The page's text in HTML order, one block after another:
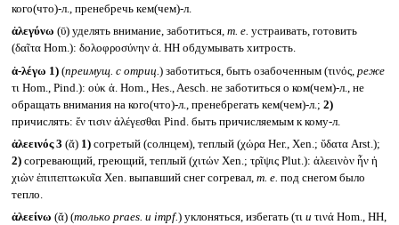
кого(что)-л., пренебречь кем(чем)-л.
ἀλεγύνω (ῡ) уделять внимание, заботиться, т. е. устраивать, готовить
(δαῖτα Hom.): δολοφροσύνην ἀ. HH обдумывать хитрость.
ἀ-λέγω 1)(преимущ. с отриц. ) заботиться, быть озабоченным (τινός, реже
τι Hom., Pind.): οὐκ ἀ. Hom., Hes., Aesch. не заботиться о ком(чем)-л., не
обращать внимания на кого(что)-л., пренебрегать кем(чем)-л.; 2)
причислять: ἔν τισιν ἀλέγεσθαι Pind. быть причисляемым к кому-л.
ἀλεεινός 3 (ᾰ) 1)согретый (солнцем), теплый (χώρα Her., Xen.; ὕδατα Arst.);
2)согревающий, греющий, теплый (χιτών Xen.; τρῖψις Plut.): ἀλεεινὸν ἦν ἡ
χιὼν ἐπιπεπτωκυῖα Xen. выпавший снег согревал, т. е. под снегом было
тепло.
ἀλεείνω (ᾰ) (только praes. и impf.) уклоняться, избегать (τι и τινά Hom., HH,